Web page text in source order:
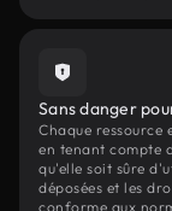
Sans danger
Chaque ressource
en tenant compte
qu'elle soit sûre
déposées et les
conforme aux